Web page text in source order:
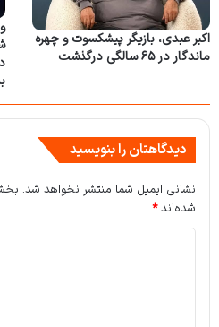
اکبر عبدی، بازیگر پیشکسوت و چهره
ماندگار در ۶۵ سالگی درگذشت
دیدگاهتان را بنویسید
نشانی ایمیل شما منتشر نخواهد شد.
شده‌اند*